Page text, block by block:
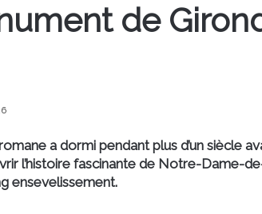
de
a dormi pendant plus d’un siècle
l’histoire fascinante de Notre-Dame-
ensevelissement.